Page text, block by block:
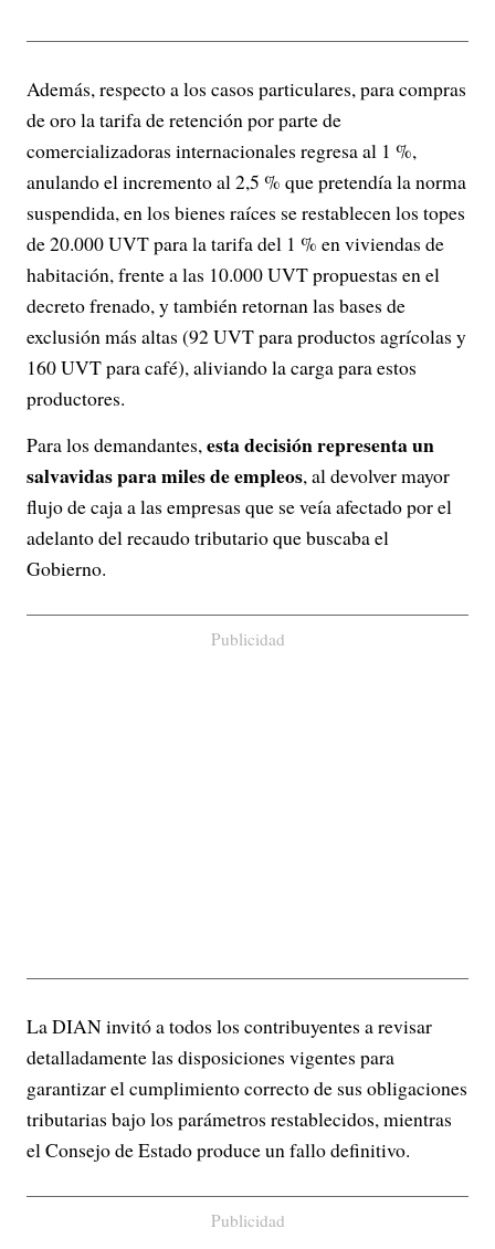
Además, respecto a los casos particulares, para compras
de oro la tarifa de retención por parte de
comercializadoras internacionales regresa al 1 %,
anulando el incremento al 2,5 % que pretendía la norma
suspendida, en los bienes raíces se restablecen los topes
de 20.000 UVT para la tarifa del 1 % en viviendas de
habitación, frente a las 10.000 UVT propuestas en el
decreto frenado, y también retornan las bases de
exclusión más altas (92 UVT para productos agrícolas y
160 UVT para café), aliviando la carga para estos
productores.
Para los demandantes,esta decisión representa un
salvavidas para miles de empleos, al devolver mayor
flujo de caja a las empresas que se veía afectado por el
adelanto del recaudo tributario que buscaba el
Gobierno.
Publicidad
La DIAN invitó a todos los contribuyentes a revisar
detalladamente las disposiciones vigentes para
garantizar el cumplimiento correcto de sus obligaciones
tributarias bajo los parámetros restablecidos, mientras
el Consejo de Estado produce un fallo definitivo.
Publicidad